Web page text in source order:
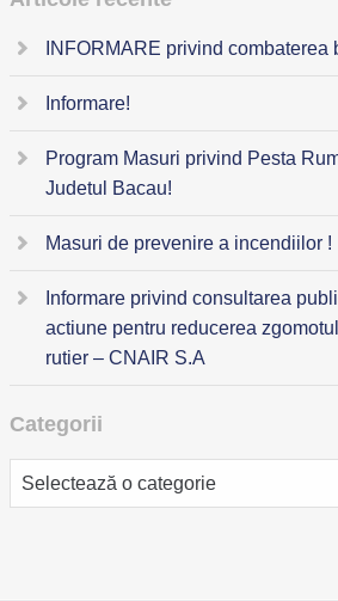
INFORMARE privind combaterea
Informare!
Program Masuri privind Pesta
Judetul Bacau!
Masuri de prevenire a incendiilor !
Informare privind consultarea
actiune pentru reducerea
rutier – CNAIR S.A
Categorii
Categorii